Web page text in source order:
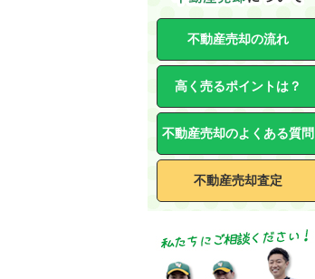
不動産売却の流れ
高く売るポイントは？
不動産売却のよくある質問
不動産売却査定